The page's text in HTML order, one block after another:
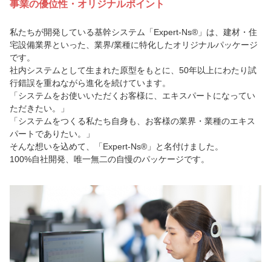
事業の優位性・オリジナルポイント
私たちが開発している基幹システム「Expert-Ns®」は、建材・住
宅設備業界といった、業界/業種に特化したオリジナルパッケージ
です。
社内システムとして生まれた原型をもとに、50年以上にわたり試
行錯誤を重ねながら進化を続けています。
「システムをお使いいただくお客様に、エキスパートになってい
ただきたい。」
「システムをつくる私たち自身も、お客様の業界・業種のエキス
パートでありたい。」
そんな想いを込めて、「Expert-Ns®」と名付けました。
100%自社開発、唯一無二の自慢のパッケージです。